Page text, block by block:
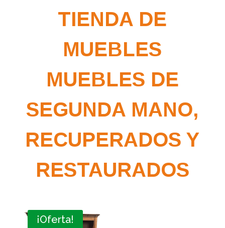
TIENDA DE
MUEBLES
MUEBLES DE
SEGUNDA MANO,
RECUPERADOS Y
RESTAURADOS
¡Oferta!